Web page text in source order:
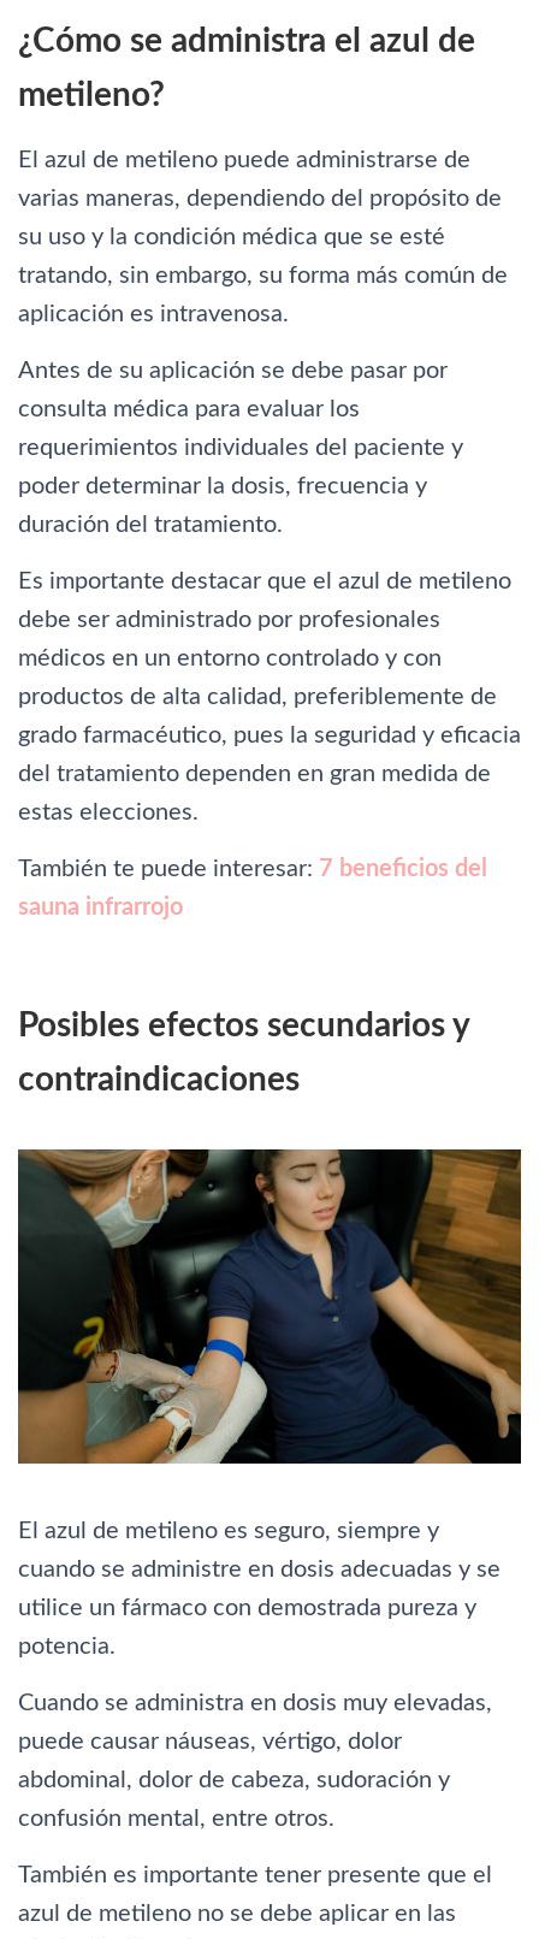
¿Cómo se administra el azul de
metileno?
El azul de metileno puede administrarse de
varias maneras, dependiendo del propósito de
su uso y la condición médica que se esté
tratando, sin embargo, su forma más común de
aplicación es intravenosa.
Antes de su aplicación se debe pasar por
consulta médica para evaluar los
requerimientos individuales del paciente y
poder determinar la dosis, frecuencia y
duración del tratamiento.
Es importante destacar que el azul de metileno
debe ser administrado por profesionales
médicos en un entorno controlado y con
productos de alta calidad, preferiblemente de
grado farmacéutico, pues la seguridad y eficacia
del tratamiento dependen en gran medida de
estas elecciones.
También te puede interesar: 7 beneficios del
sauna infrarrojo
Posibles efectos secundarios y
contraindicaciones
El azul de metileno es seguro, siempre y
cuando se administre en dosis adecuadas y se
utilice un fármaco con demostrada pureza y
potencia.
Cuando se administra en dosis muy elevadas,
puede causar náuseas, vértigo, dolor
abdominal, dolor de cabeza, sudoración y
confusión mental, entre otros.
También es importante tener presente que el
azul de metileno no se debe aplicar en las